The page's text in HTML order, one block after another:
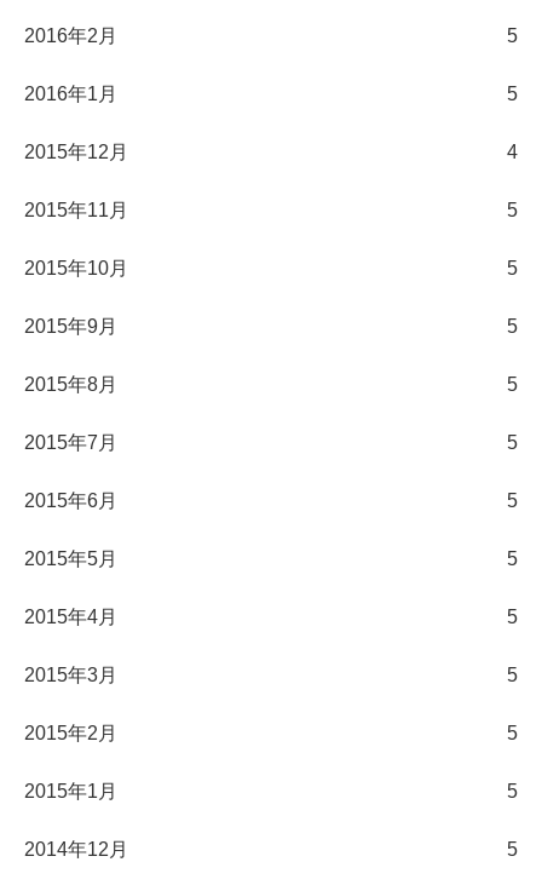
2016年2月 5
2016年1月 5
2015年12月 4
2015年11月 5
2015年10月 5
2015年9月 5
2015年8月 5
2015年7月 5
2015年6月 5
2015年5月 5
2015年4月 5
2015年3月 5
2015年2月 5
2015年1月 5
2014年12月 5